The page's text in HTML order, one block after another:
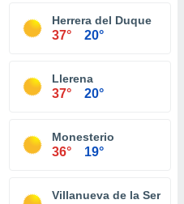
Herrera del Duque
37° 20°
Llerena
37° 20°
Monesterio
36° 19°
Villanueva de la Serena